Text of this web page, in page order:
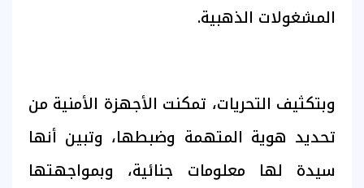
المشغولات الذهبية.
وبتكثيف التحريات، تمكنت الأجهزة الأمنية من
تحديد هوية المتهمة وضبطها، وتبين أنها
سيدة لها معلومات جنائية، وبمواجهتها